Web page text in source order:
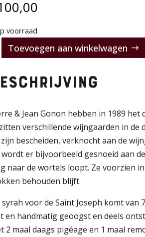
voorraad
Toevoegen aan winkelwagen
& Jean Gonon hebben in 1989
verschillende wijngaarden in de
zijn bescheiden, verknocht aan de
wordt er bijvoorbeeld gesnoeid aan
naar de wortels loopt. Ze voorzien
behouden blijft.
syrah voor de Saint Joseph komt
en handmatig geoogst en deels
2 maal daags pigéage en 1 maal